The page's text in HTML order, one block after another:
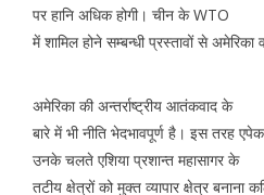
पर हानि अधिक होगी। चीन के WTO
में शामिल होने सम्बन्धी प्रस्तावों से
अमेरिका की अन्तर्राष्ट्रीय आतंकवाद के
बारे में भी नीति भेदभावपूर्ण है। इस तरह
उनके चलते एशिया प्रशान्त महासागर के
तटीय क्षेत्रों को मुक्त व्यापार क्षेत्र बनाना